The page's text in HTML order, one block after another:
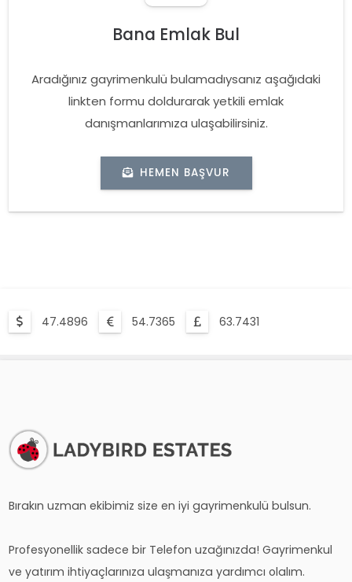
Bana Emlak Bul
Aradığınız gayrimenkulü bulamadıysanız aşağıdaki
linkten formu doldurarak yetkili emlak
danışmanlarımıza ulaşabilirsiniz.
HEMEN BAŞVUR
47.4896 54.7365 63.7431
Bırakın uzman ekibimiz size en iyi gayrimenkulü bulsun.
Profesyonellik sadece bir Telefon uzağınızda! Gayrimenkul
ve yatırım ihtiyaçlarınıza ulaşmanıza yardımcı olalım.